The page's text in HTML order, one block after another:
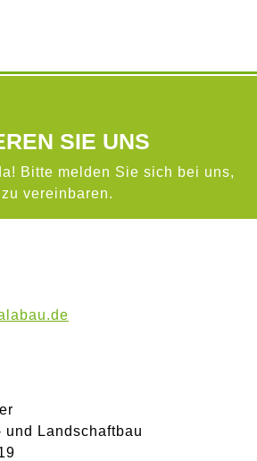
SIE UNS
Bitte melden Sie sich bei uns,
vereinbaren.
und Landschaftbau